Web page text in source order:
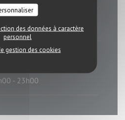
des données à caractère
personnel
gestion des cookies
Samedi
• 18h00 - 01h00
- 23h00